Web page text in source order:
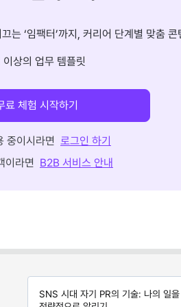
는 ‘임팩터’까지, 커리어 단계별 맞춤 콘
상의 업무 템플릿
료 체험 시작하기
중이시라면 로그인 하기
이라면 B2B 서비스 안내
SNS 시대 자기 PR의 기술: 나의 일을